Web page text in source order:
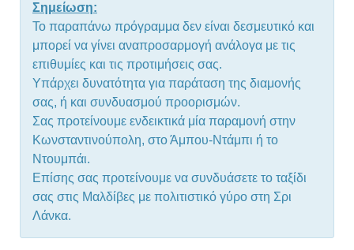
Σημείωση:
Το παραπάνω πρόγραμμα δεν είναι δεσμευτικό και
μπορεί να γίνει αναπροσαρμογή ανάλογα με τις
επιθυμίες και τις προτιμήσεις σας.
Υπάρχει δυνατότητα για παράταση της διαμονής
σας, ή και συνδυασμού προορισμών.
Σας προτείνουμε ενδεικτικά μία παραμονή στην
Κωνσταντινούπολη, στο Άμπου-Ντάμπι ή το
Ντουμπάι.
Επίσης σας προτείνουμε να συνδυάσετε το ταξίδι
σας στις Μαλδίβες με πολιτιστικό γύρο στη Σρι
Λάνκα.